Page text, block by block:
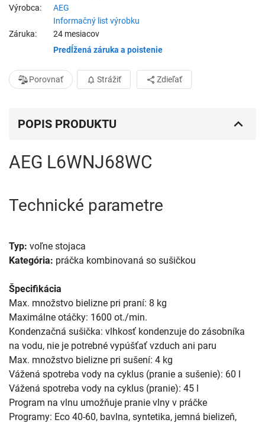
Výrobca
AEG
Informačný list výrobku
Záruka
24 mesiacov
Predĺžená záruka a poistenie
Porovnať Strážiť Zdieľať
POPIS PRODUKTU
AEG L6WNJ68WC
Technické parametre
Typ: voľne stojaca
Kategória: práčka kombinovaná so sušičkou
Špecifikácia
Max. množstvo bielizne pri praní: 8 kg
Maximálne otáčky: 1600 ot./min.
Kondenzačná sušička: vlhkosť kondenzuje do zásobníka
na vodu, nie je potrebné vypúšťať vzduch ani paru
Max. množstvo bielizne pri sušení: 4 kg
Vážená spotreba vody na cyklus (pranie a sušenie): 60 l
Vážená spotreba vody na cyklus (pranie): 45 l
Program na vlnu umožňuje pranie vlny v práčke
Programy: Eco 40-60, bavlna, syntetika, jemná bielizeň,